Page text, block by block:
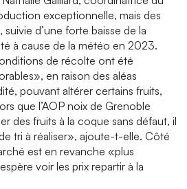
exceptionnelle, mais des
d’une forte baisse de la
à cause de la météo en 2023.
de récolte ont été
en raison des aléas
pouvant altérer certains fruits,
que l’AOP noix de Grenoble
des fruits à la coque sans défaut, il
tri à réaliser», ajoute-t-elle. Côté
est en revanche «plus
voir les prix repartir à la